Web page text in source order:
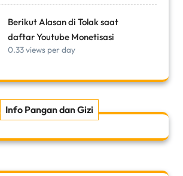
Berikut Alasan di Tolak saat
daftar Youtube Monetisasi
0.33 views per day
Info Pangan dan Gizi